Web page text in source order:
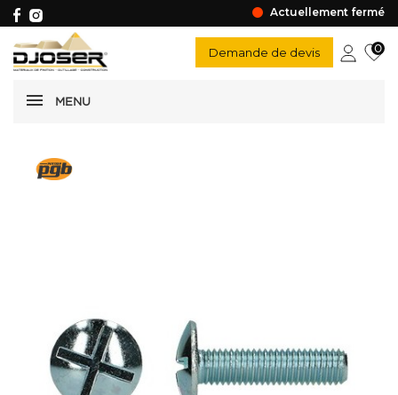
Actuellement fermé
MENU
Demande de devis 0